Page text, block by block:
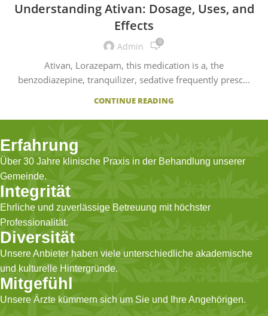
Understanding Ativan: Dosage, Uses, and
Effects
Admin 0
Ativan, Lorazepam, this medication is a, the
benzodiazepine, tranquilizer, sedative frequently presc...
CONTINUE READING
Erfahrung
Über 30 Jahre klinische Praxis in der Behandlung unserer
Gemeinde.
Integrität
Ehrliche und zuverlässige Betreuung mit höchster
Professionalität.
Diversität
Unsere Anbieter haben viele unterschiedliche akademische
und kulturelle Hintergründe.
Mitgefühl
Unsere Ärzte kümmern sich um Sie und Ihre Angehörigen.